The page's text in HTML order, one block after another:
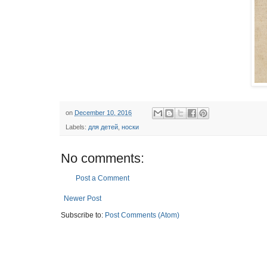
on December 10, 2016
Labels: для детей носки
No comments:
Post a Comment
Newer Post
Subscribe to: Post Comments (Atom)